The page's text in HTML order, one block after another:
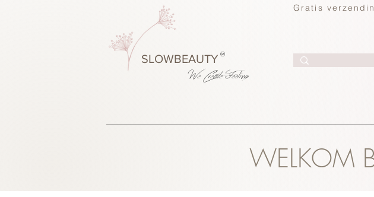
Gratis
®
SLOWBEAUTY
We CreateFeeling
WELKOM